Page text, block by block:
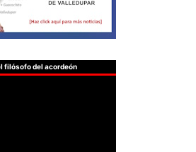
filósofo del acordeón